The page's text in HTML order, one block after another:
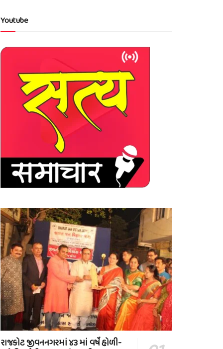
Youtube
રાજકોટ જીવનનગરમાં ૪૩ માં વર્ષે હોળી-